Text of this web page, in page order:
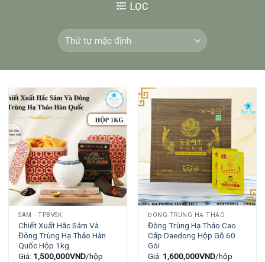
LỌC
SÂM - TPBVSK
Chiết Xuất Hắc Sâm Và
Đông Trùng Hạ Thảo Hàn
Quốc Hộp 1kg
Giá: 1,500,000VND/hộp
ĐÔNG TRÙNG HẠ THẢO
Đông Trùng Hạ Thảo Cao
Cấp Daedong Hộp Gỗ 60
Gói
Giá: 1,600,000VND/hộp